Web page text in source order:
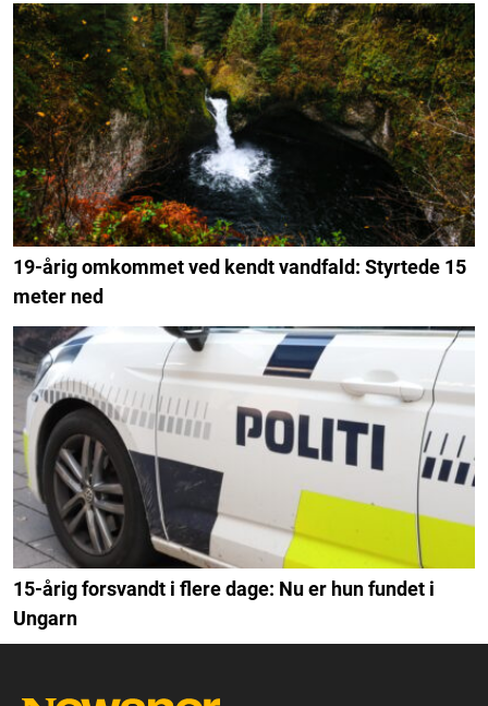
19-årig omkommet ved kendt vandfald: Styrtede 15
meter ned
15-årig forsvandt i flere dage: Nu er hun fundet i
Ungarn